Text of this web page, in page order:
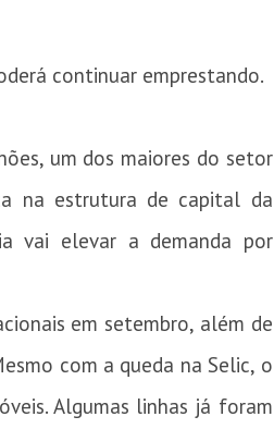
continuar emprestando.
um dos maiores do setor
na estrutura de capital da
vai elevar a demanda por
em setembro, além de
com a queda na Selic, o
Algumas linhas já foram